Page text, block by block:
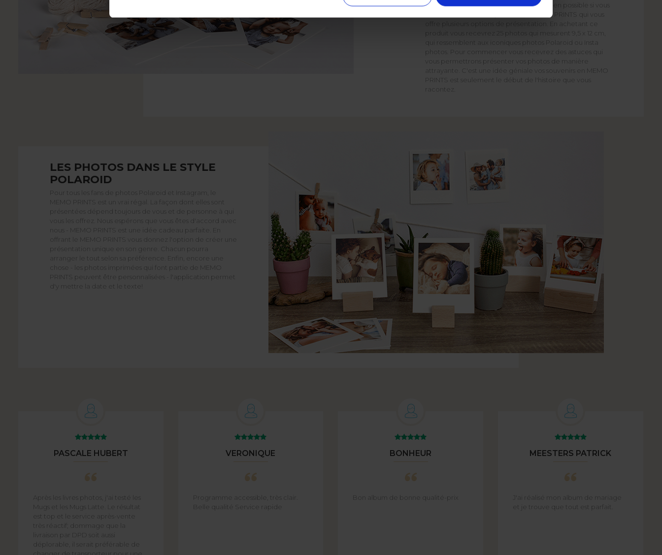
90' en présentant de photos? Cela est bien possible si vous
allez vous décider de profiter de MEMO PRINTS qui vous
offre plusieurs options de présentation. En achetant ce
produit vous recevrez 25 photos qui mesurent 9,5 x 12 cm,
qui ressemblent aux iconiques photos Polaroid ou Insta
photos. Pour commencer vous recevrez des astuces qui
vous permettrons présenter vos photos de manière
attrayante. C'est une idée géniale vos souvenirs en MEMO
PRINTS est seulement le début de l'histoire que vous
racontez.
LES PHOTOS DANS LE STYLE
POLAROID
Pour tous les fans de photos Polaroid et Instagram, le
MEMO PRINTS est un vrai régal. La façon dont elles sont
présentées dépend toujours de vous et de personne à qui
vous les offrez. Nous espérons que vous êtes d'accord avec
nous - MEMO PRINTS est une idée cadeau parfaite. En
offrant le MEMO PRINTS vous donnez l'option de créer une
présentation unique en son genre. Chacun pourra
arranger le tout selon sa préférence. Enfin, encore une
chose - les photos imprimées qui font partie de MEMO
PRINTS peuvent être personnalisées - l'application permet
d'y mettre la date et le texte!
PASCALE HUBERT
Après les livres photos, j'ai testé les
Mugs et les Mugs Latte. Le résultat
est top et le service après-vente
très réactif; dommage que la
livraison par DPD soit aussi
déplorable, il serait préférable de
VERONIQUE
Programme accessible, très clair.
Belle qualité Service rapide
BONHEUR
Bon album de bonne qualité-prix
MEESTERS PATRICK
J'ai réalisé mon album de mariage
et je trouve que tout est parfait.